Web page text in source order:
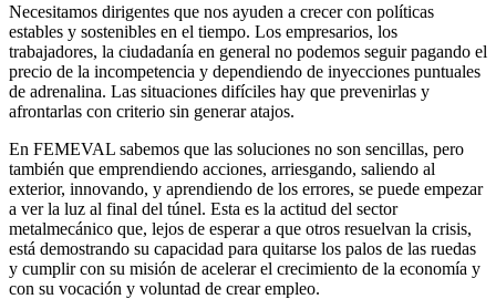
Necesitamos dirigentes que nos ayuden a crecer con políticas
estables y sostenibles en el tiempo. Los empresarios, los
trabajadores, la ciudadanía en general no podemos seguir pagando el
precio de la incompetencia y dependiendo de inyecciones puntuales
de adrenalina. Las situaciones difíciles hay que prevenirlas y
afrontarlas con criterio sin generar atajos.
En FEMEVAL sabemos que las soluciones no son sencillas, pero
también que emprendiendo acciones, arriesgando, saliendo al
exterior, innovando, y aprendiendo de los errores, se puede empezar
a ver la luz al final del túnel. Esta es la actitud del sector
metalmecánico que, lejos de esperar a que otros resuelvan la crisis,
está demostrando su capacidad para quitarse los palos de las ruedas
y cumplir con su misión de acelerar el crecimiento de la economía y
con su vocación y voluntad de crear empleo.